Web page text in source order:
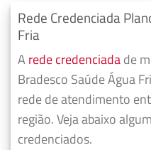
Rede Credenciada
Fria
A rede credenciadade
Bradesco Saúde Água
rede de atendimento
região. Veja abaixo
credenciados.